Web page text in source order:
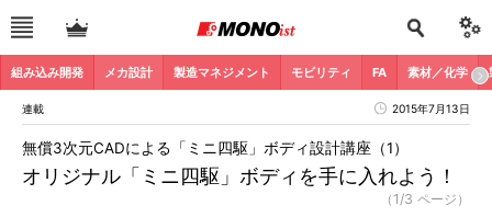
組み込み開発 メカ設計 製造マネジメント モビリティ FA 素材／化学
連載 2015年7月13日
オリジナル「ミニ四駆」ボディを手に入れよう！
無償3次元CADによる「ミニ四駆」ボディ設計講座（1）
（1/3 ページ）